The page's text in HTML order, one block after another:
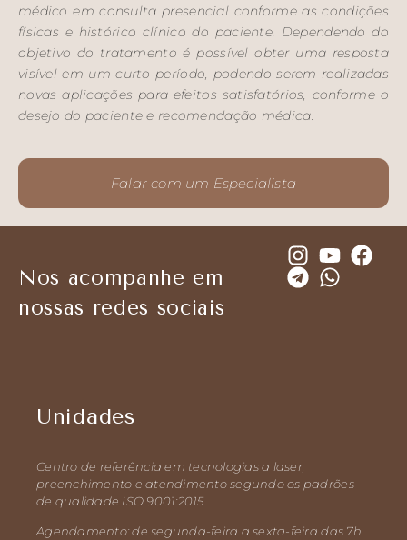
médico em consulta presencial conforme as condições
físicas e histórico clínico do paciente. Dependendo do
objetivo do tratamento é possível obter uma resposta
visível em um curto período, podendo serem realizadas
novas aplicações para efeitos satisfatórios, conforme o
desejo do paciente e recomendação médica.
Falar com um Especialista
Nos acompanhe em
nossas redes sociais
Unidades
Centro de referência em tecnologias a laser,
preenchimento e atendimento segundo os padrões
de qualidade ISO 9001:2015.
Agendamento: de segunda-feira a sexta-feira das 7h